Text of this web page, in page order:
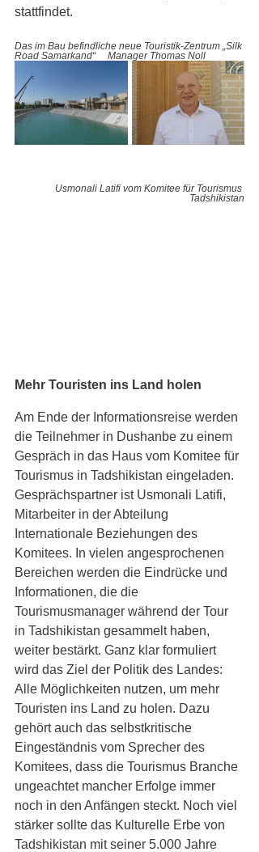
stattfindet.
Das im Bau befindliche neue Touristik-Zentrum „Silk
Road Samarkand“     Manager Thomas Noll
Usmonali Latifi vom Komitee für Tourismus
Tadshikistan
Mehr Touristen ins Land holen
Am Ende der Informationsreise werden
die Teilnehmer in Dushanbe zu einem
Gespräch in das Haus vom Komitee für
Tourismus in Tadshikistan eingeladen.
Gesprächspartner ist Usmonali Latifi,
Mitarbeiter in der Abteilung
Internationale Beziehungen des
Komitees. In vielen angesprochenen
Bereichen werden die Eindrücke und
Informationen, die die
Tourismusmanager während der Tour
in Tadshikistan gesammelt haben,
weiter bestärkt. Ganz klar formuliert
wird das Ziel der Politik des Landes:
Alle Möglichkeiten nutzen, um mehr
Touristen ins Land zu holen. Dazu
gehört auch das selbstkritische
Eingeständnis vom Sprecher des
Komitees, dass die Tourismus Branche
ungeachtet mancher Erfolge immer
noch in den Anfängen steckt. Noch viel
stärker sollte das Kulturelle Erbe von
Tadshikistan mit seiner 5.000 Jahre